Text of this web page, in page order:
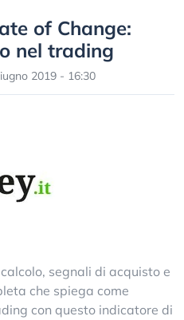
of Change:
nel trading
2019 - 16:30
segnali di acquisto e
che spiega come
con questo indicatore di